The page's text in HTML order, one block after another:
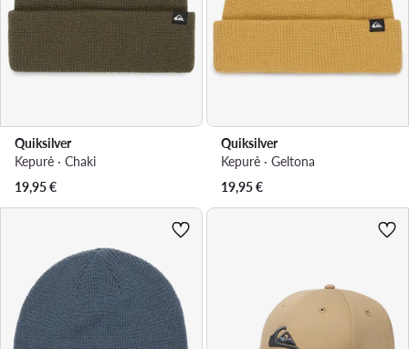
Quiksilver
Kepurė · Chaki
19,95€
Quiksilver
Kepurė · Geltona
19,95€